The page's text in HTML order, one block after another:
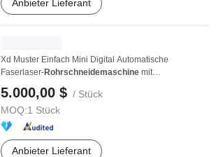
Anbieter Lieferant
Xd Muster Einfach Mini Digital Automatische
Faserlaser-Rohrschneidemaschine mit
pneumatischem ...
5.000,00 $ / Stück
MOQ:1 Stück
Anbieter Lieferant